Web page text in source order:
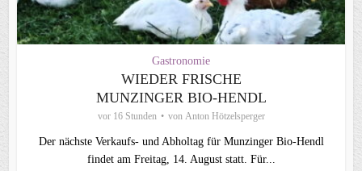
Gastronomie
WIEDER FRISCHE
MUNZINGER BIO-HENDL
vor 16 Stunden von Anton Hötzelsperger
Der nächste Verkaufs- und Abholtag für Munzinger Bio-Hendl
findet am Freitag, 14. August statt. Für...